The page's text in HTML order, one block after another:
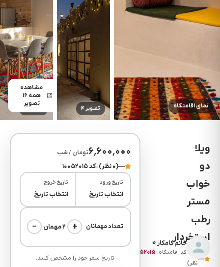
نمای اقامتگاه تصویر ۴ تصویر ۵
مشاهده
همه ۱۶
تصویر
ویلا
دو
خواب
مستر
رطب
استخردار
—
(۰
نظر)
خانم کامکار ⭐
کد اقامتگاه: ۱۰۰۵۲۰۱۵
۶٬۶۰۰٬۰۰۰تومان / شب
—(۰ نظر) •کد ۱۰۰۵۲۰۱۵
تاریخ ورود
انتخاب تاریخ
تاریخ خروج
انتخاب تاریخ
تعداد مهمانان − ۲ مهمان +
تاریخ سفر خود را مشخص کنید.